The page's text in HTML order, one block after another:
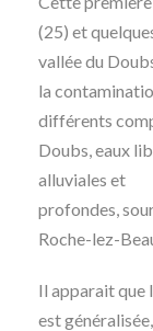
(25) et
vallée du
la
différents
Doubs, eaux
alluviales et
profondes,
Roche-lez-
Il apparait que
est